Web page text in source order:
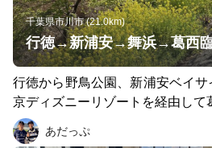
千葉県市川市 (21.0km)
行徳→新浦安→舞浜→葛西
行徳から野鳥公園、新浦安ベイ
京ディズニーリゾートを経由して
トです。空と海とディズニーを満
グコースです。
あだっぷ